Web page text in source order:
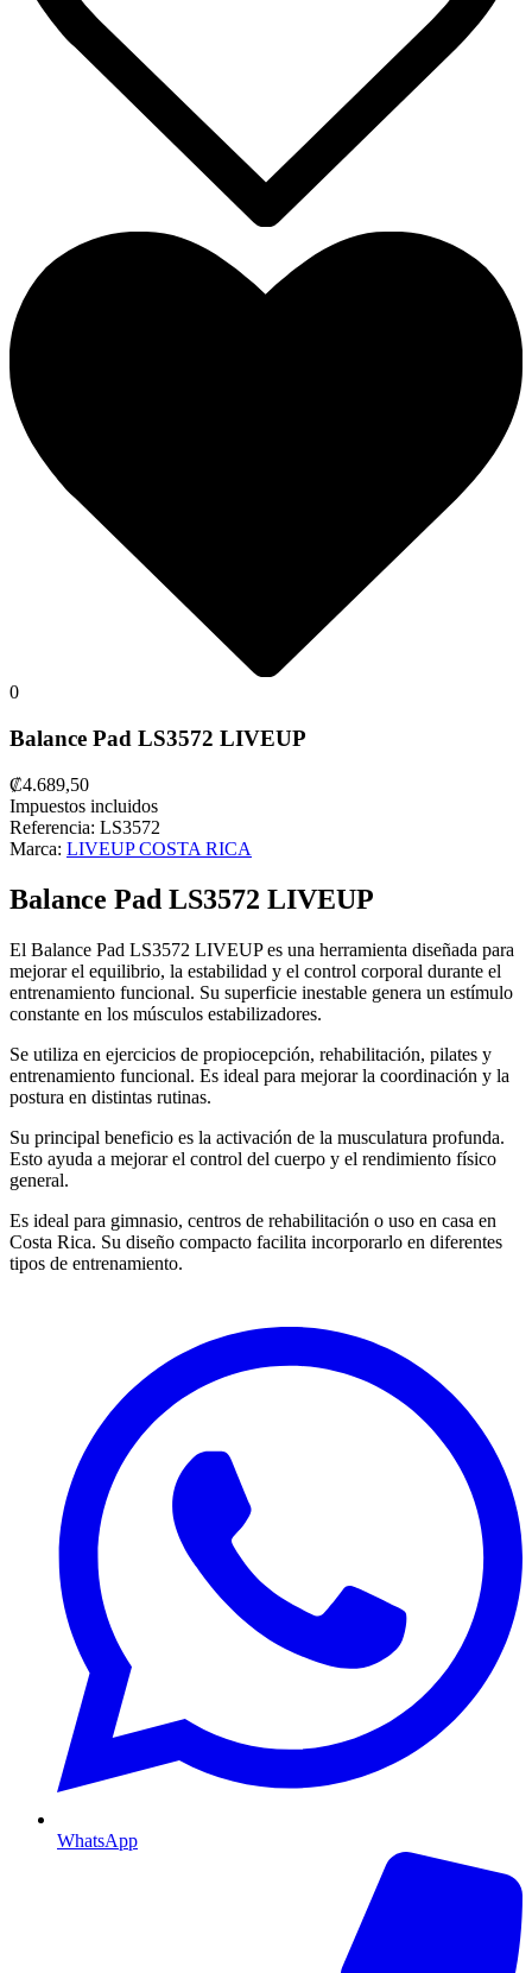
0
Balance Pad LS3572 LIVEUP
₡4.689,50
Impuestos incluidos
Referencia: LS3572
Marca: LIVEUP COSTA RICA
Balance Pad LS3572 LIVEUP
El Balance Pad LS3572 LIVEUP es una herramienta diseñada para
mejorar el equilibrio, la estabilidad y el control corporal durante el
entrenamiento funcional. Su superficie inestable genera un estímulo
constante en los músculos estabilizadores.
Se utiliza en ejercicios de propiocepción, rehabilitación, pilates y
entrenamiento funcional. Es ideal para mejorar la coordinación y la
postura en distintas rutinas.
Su principal beneficio es la activación de la musculatura profunda.
Esto ayuda a mejorar el control del cuerpo y el rendimiento físico
general.
Es ideal para gimnasio, centros de rehabilitación o uso en casa en
Costa Rica. Su diseño compacto facilita incorporarlo en diferentes
tipos de entrenamiento.
WhatsApp